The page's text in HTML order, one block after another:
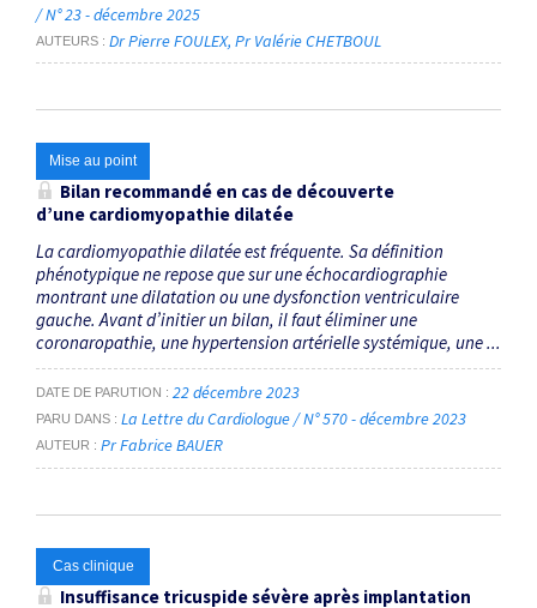
/ N° 23 - décembre 2025
AUTEURS Dr Pierre FOULEX Pr Valérie CHETBOUL
Mise au point
Bilan recommandé en cas de découverte
d’une cardiomyopathie dilatée
La cardiomyopathie dilatée est fréquente. Sa définition
phénotypique ne repose que sur une échocardiographie
montrant une dilatation ou une dysfonction ventriculaire
gauche. Avant d’initier un bilan, il faut éliminer une
coronaropathie, une hypertension artérielle systémique, une ...
DATE DE PARUTION 22 décembre 2023
PARU DANS La Lettre du Cardiologue / N° 570 - décembre 2023
AUTEUR Pr Fabrice BAUER
Cas clinique
Insuffisance tricuspide sévère après implantation